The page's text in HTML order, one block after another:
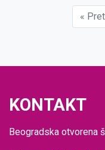
«
KONTAKT
Beogradska otvorena